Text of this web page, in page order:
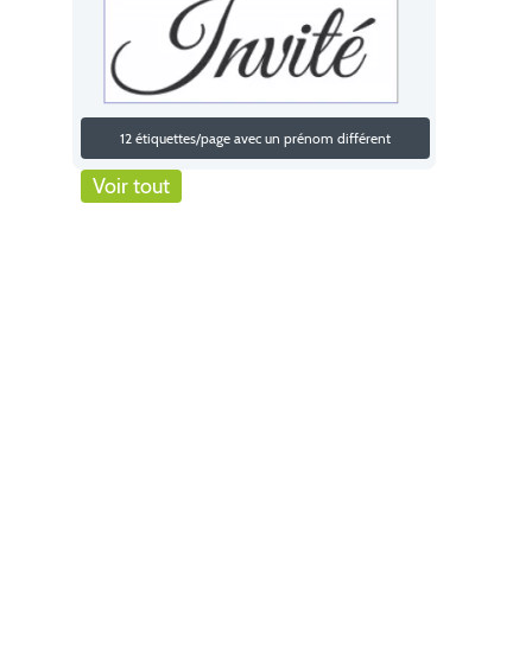
12 étiquettes/page avec un prénom différent
Voir tout